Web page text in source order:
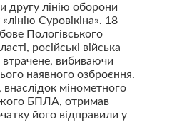
другу лінію оборони
Суровікіна». 18
Пологівського
російські війська
втрачене, вибиваючи
наявного озброєння.
внаслідок мінометного
БПЛА, отримав
його відправили у